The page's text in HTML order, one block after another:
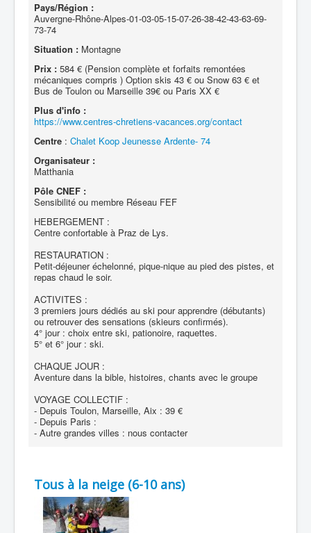
Pays/Région :
Auvergne-Rhône-Alpes-01-03-05-15-07-26-38-42-43-63-69-
73-74
Situation : Montagne
Prix : 584 € (Pension complète et forfaits remontées
mécaniques compris ) Option skis 43 € ou Snow 63 € et
Bus de Toulon ou Marseille 39€ ou Paris XX €
Plus d'info :
https://www.centres-chretiens-vacances.org/contact
Centre : Chalet Koop Jeunesse Ardente- 74
Organisateur :
Matthania
Pôle CNEF :
Sensibilité ou membre Réseau FEF
HEBERGEMENT :
Centre confortable à Praz de Lys.
RESTAURATION :
Petit-déjeuner échelonné, pique-nique au pied des pistes, et
repas chaud le soir.
ACTIVITES :
3 premiers jours dédiés au ski pour apprendre (débutants)
ou retrouver des sensations (skieurs confirmés).
4° jour : choix entre ski, pationoire, raquettes.
5° et 6° jour : ski.
CHAQUE JOUR :
Aventure dans la bible, histoires, chants avec le groupe
VOYAGE COLLECTIF :
- Depuis Toulon, Marseille, Aix : 39 €
- Depuis Paris :
- Autre grandes villes : nous contacter
Tous à la neige (6-10 ans)